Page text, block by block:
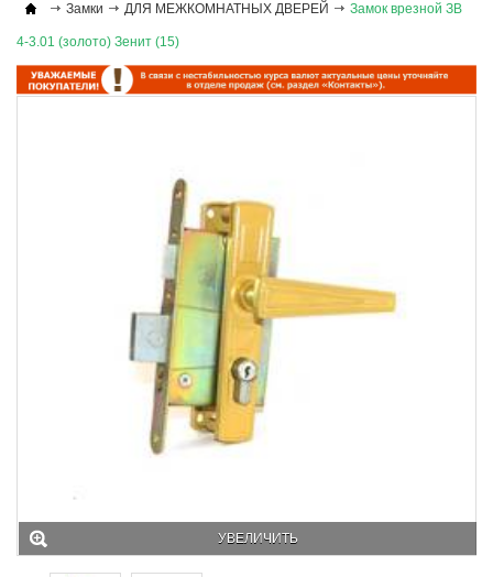
Замки ДЛЯ МЕЖКОМНАТНЫХ ДВЕРЕЙ Замок врезной ЗВ
4-3.01 (золото) Зенит (15)
УВЕЛИЧИТЬ